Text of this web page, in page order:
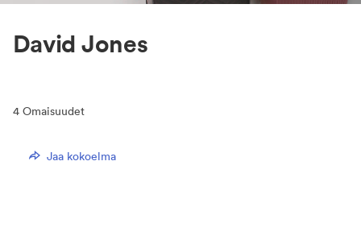
David Jones
4 Omaisuudet
Jaa kokoelma